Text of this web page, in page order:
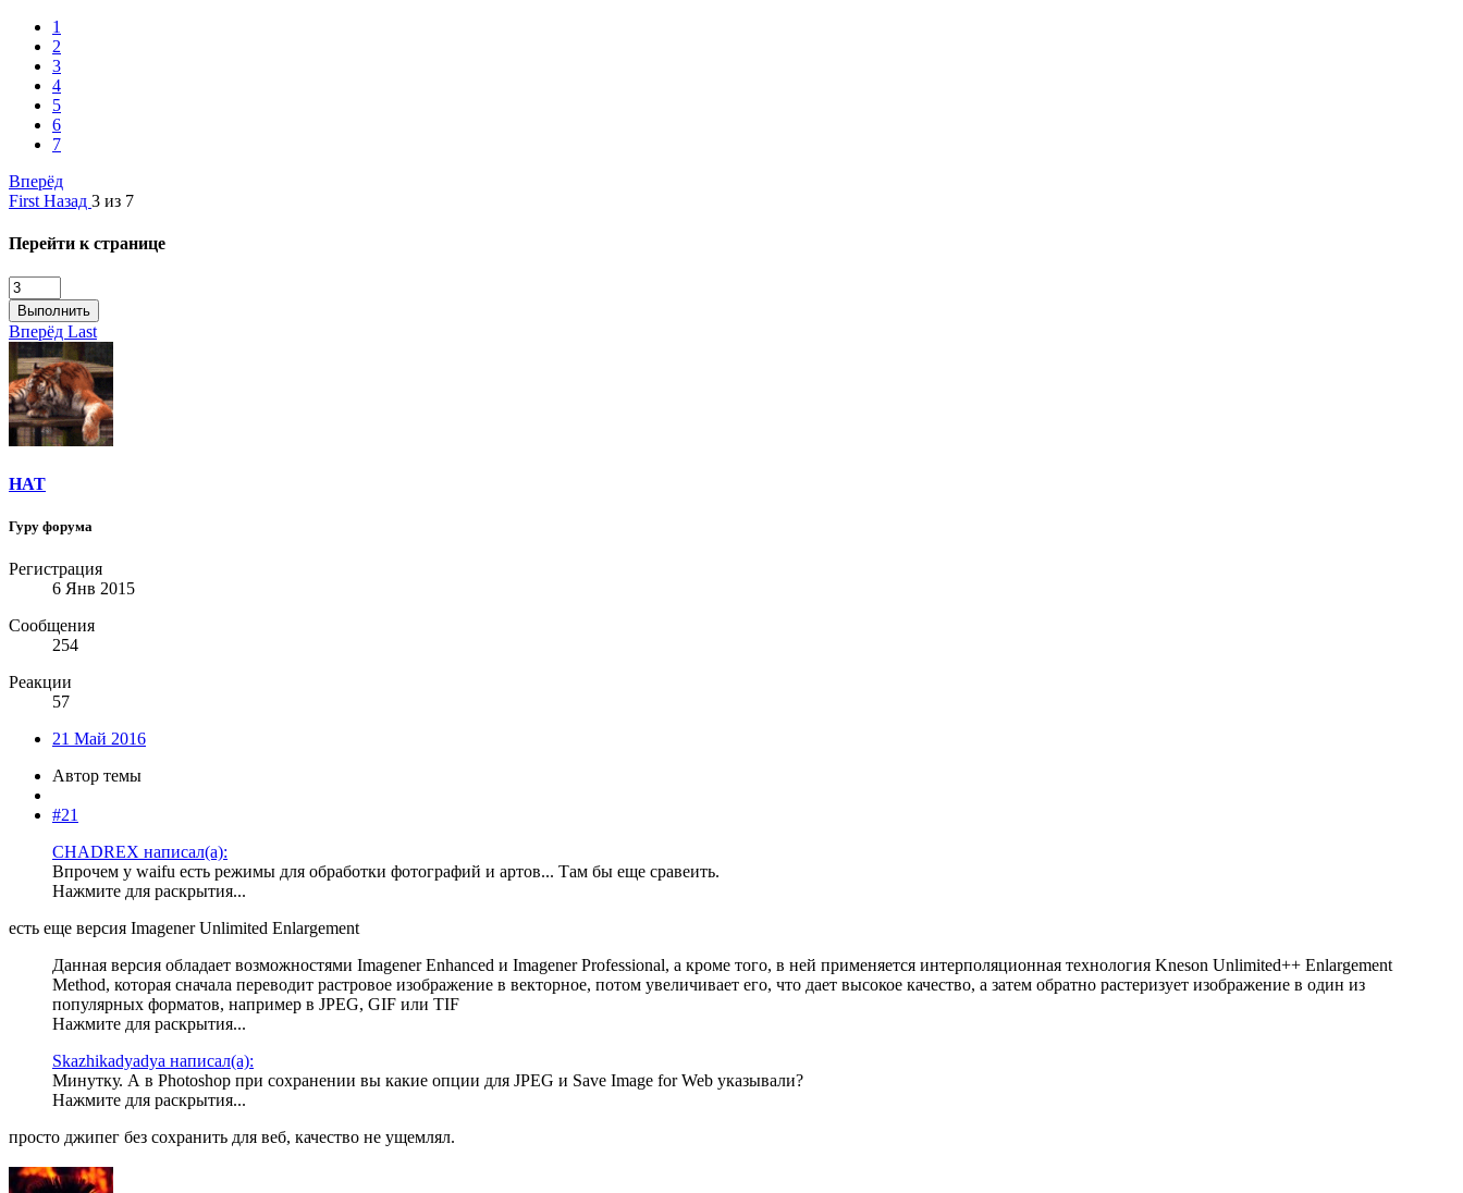
1
2
3
4
5
6
7
Вперёд
First Назад 3 из 7
Перейти к странице
Выполнить
Вперёд Last
HAT
Гуру форума
Регистрация
6 Янв 2015
Сообщения
254
Реакции
57
21 Май 2016
Автор темы
#21
CHADREX написал(а):
Впрочем у waifu есть режимы для обработки фотографий и артов... Там бы еще сравеить.
Нажмите для раскрытия...
есть еще версия Imagener Unlimited Enlargement
Данная версия обладает возможностями Imagener Enhanced и Imagener Professional, а кроме того, в ней применяется интерполяционная технология Kneson Unlimited++ Enlargement
Method, которая сначала переводит растровое изображение в векторное, потом увеличивает его, что дает высокое качество, а затем обратно растеризует изображение в один из
популярных форматов, например в JPEG, GIF или TIF
Нажмите для раскрытия...
Skazhikadyadya написал(а):
Минутку. А в Photoshop при сохранении вы какие опции для JPEG и Save Image for Web указывали?
Нажмите для раскрытия...
просто джипег без сохранить для веб, качество не ущемлял.